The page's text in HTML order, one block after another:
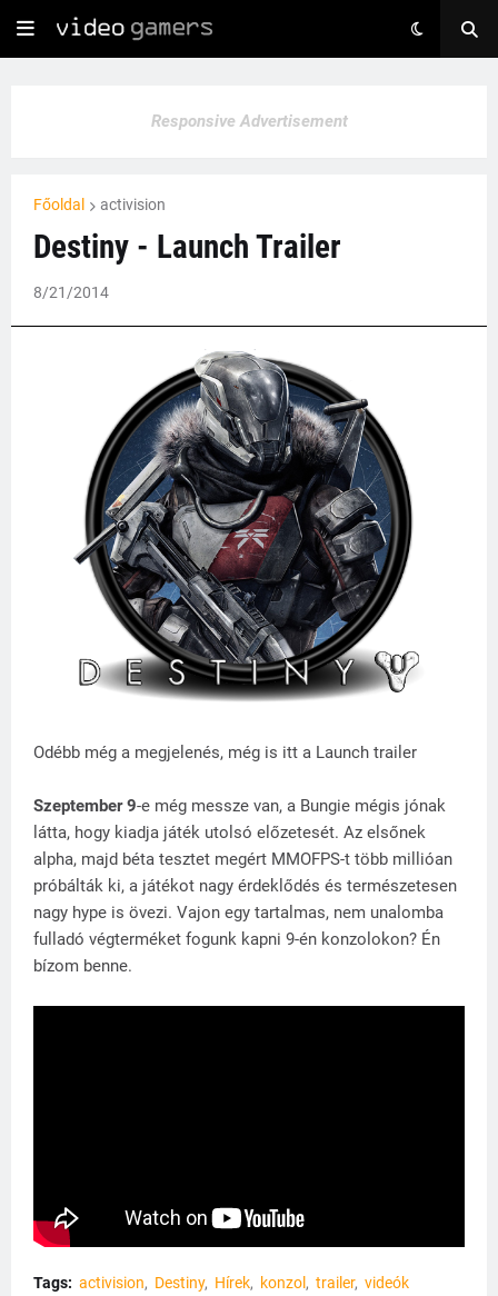
Responsive Advertisement
Főoldal activision
Destiny - Launch Trailer
8/21/2014
Odébb még a megjelenés, még is itt a Launch trailer
Szeptember 9-e még messze van, a Bungie mégis jónak
látta, hogy kiadja játék utolsó előzetesét. Az elsőnek
alpha, majd béta tesztet megért MMOFPS-t több millióan
próbálták ki, a játékot nagy érdeklődés és természetesen
nagy hype is övezi. Vajon egy tartalmas, nem unalomba
fulladó végterméket fogunk kapni 9-én konzolokon? Én
bízom benne.
Tags: activision Destiny Hírek konzol trailer videók